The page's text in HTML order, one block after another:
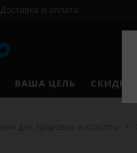
Доставка и оплата
ВАША ЦЕЛЬ СКИДКИ